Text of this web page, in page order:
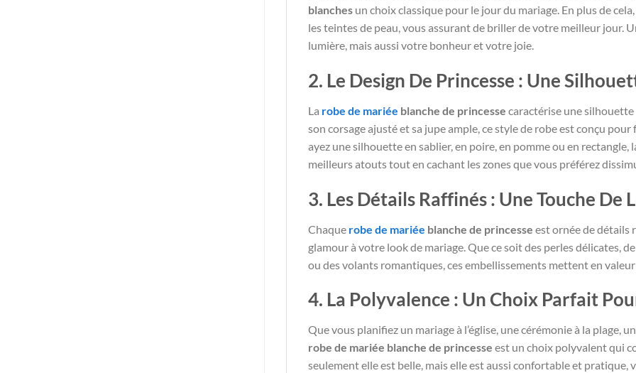
blanches un choix classique pour le jour du mariage. En plus de
les teintes de peau, vous assurant de briller de votre meilleur jour.
lumière, mais aussi votre bonheur et votre joie.
2. Le Design De Princesse : Une
La robe de mariée blanche de princesse caractérise une
son corsage ajusté et sa jupe ample, ce style de robe est conçu
ayez une silhouette en sablier, en poire, en pomme ou en
meilleurs atouts tout en cachant les zones que vous préférez
3. Les Détails Raffinés : Une Touche
Chaque robe de mariée blanche de princesse est ornée de détails
glamour à votre look de mariage. Que ce soit des perles délicates,
ou des volants romantiques, ces embellissements mettent en
4. La Polyvalence : Un Choix Parfait
Que vous planifiez un mariage à l’église, une cérémonie à la plage,
robe de mariée blanche de princesse est un choix polyvalent qui
seulement elle est belle, mais elle est aussi confortable et